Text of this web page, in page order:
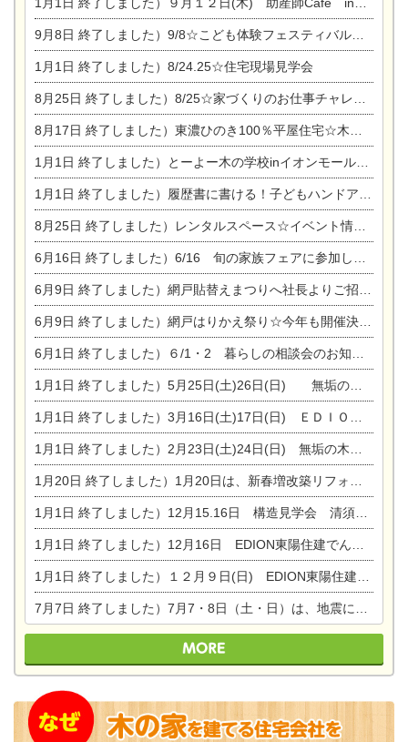
9月8日 終了しました）9/8☆こども体験フェスティバル☆一宮市民会館
1月1日 終了しました）8/24.25☆住宅現場見学会
8月25日 終了しました）8/25☆家づくりのお仕事チャレンジ
8月17日 終了しました）東濃ひのき100％平屋住宅☆木の家完成見学会
1月1日 終了しました）とーよー木の学校inイオンモール木曽川
1月1日 終了しました）履歴書に書ける！子どもハンドアロマ講座☆
8月25日 終了しました）レンタルスペース☆イベント情報☆チャイルドアロマセラピスト
6月16日 終了しました）6/16 旬の家族フェアに参加します☆
6月9日 終了しました）網戸貼替えまつりへ社長よりご招待です♪
6月9日 終了しました）網戸はりかえ祭り☆今年も開催決定！
6月1日 終了しました）６/1・2 暮らしの相談会のお知らせ
1月1日 終了しました）5月25日(土)26日(日) 無垢の木の家体感見学会開催☆
1月1日 終了しました）3月16日(土)17日(日) ＥＤＩＯＮ東陽住建でんき館 総決算まつり
1月1日 終了しました）2月23日(土)24日(日) 無垢の木の家 完成見学会
1月20日 終了しました）1月20日は、新春増改築リフォームまつり＆家の修理祭り＆家電まつりです。
1月1日 終了しました）12月15.16日 構造見学会 清須市西枇杷島町弁天
1月1日 終了しました）12月16日 EDION東陽住建でんき OPEN第二弾イベント！！
1月1日 終了しました）１２月９日(日) EDION東陽住建でんき館プレＯＰＥＮ！＆家の修理まつり
7月7日 終了しました）7月7・8日（土・日）は、地震に強くて安心！暮らしを楽しむ東濃ひのきの平屋の家体験見学会を開催します。ぜひお越しください。